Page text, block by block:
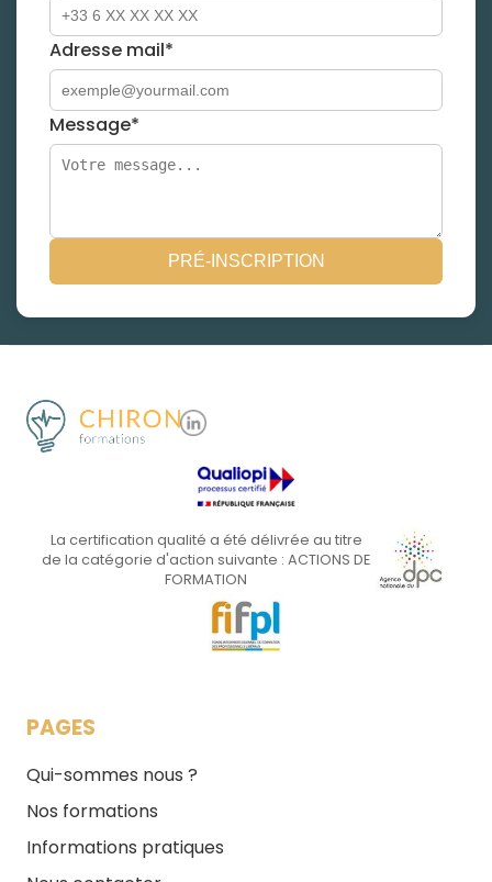
Adresse mail*
Message*
PRÉ-INSCRIPTION
La certification qualité a été délivrée au titre
de la catégorie d'action suivante : ACTIONS DE
FORMATION
PAGES
Qui-sommes nous ?
Nos formations
Informations pratiques